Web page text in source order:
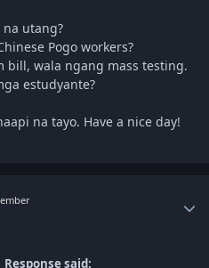
utang?
Pogo workers?
bill, wala ngang mass testing.
estudyante?
na tayo. Have a nice day!
said: